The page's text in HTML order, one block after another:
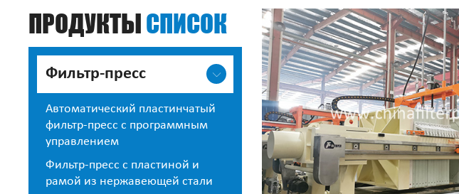
ПРОДУКТЫСПИСОК
Фильтр-пресс
Автоматический пластинчатый
фильтр-пресс с программным
управлением
Фильтр-пресс с пластиной и
рамой из нержавеющей стали